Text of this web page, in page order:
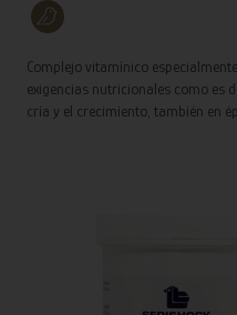
Complejo vitamínico
exigencias nutricionales como es
cría y el crecimiento, también en